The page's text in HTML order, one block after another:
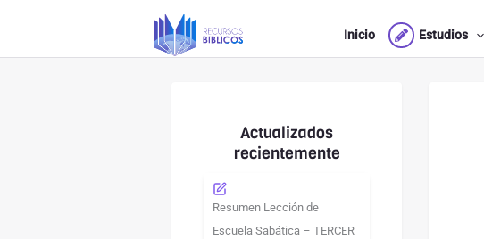
Inicio Estudios
Actualizados
recientemente
Resumen Lección de
Escuela Sabática – TERCER